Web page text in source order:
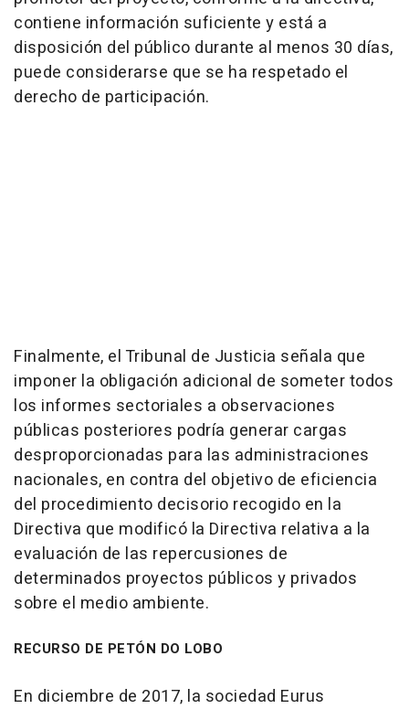
contiene información suficiente y está a
disposición del público durante al menos 30 días,
puede considerarse que se ha respetado el
derecho de participación.
Finalmente, el Tribunal de Justicia señala que
imponer la obligación adicional de someter todos
los informes sectoriales a observaciones
públicas posteriores podría generar cargas
desproporcionadas para las administraciones
nacionales, en contra del objetivo de eficiencia
del procedimiento decisorio recogido en la
Directiva que modificó la Directiva relativa a la
evaluación de las repercusiones de
determinados proyectos públicos y privados
sobre el medio ambiente.
RECURSO DE PETÓN DO LOBO
En diciembre de 2017, la sociedad Eurus